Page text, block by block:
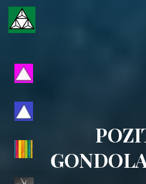
Skip
content